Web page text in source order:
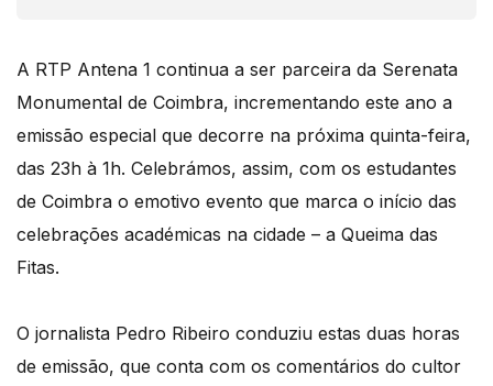
A RTP Antena 1 continua a ser parceira da Serenata
Monumental de Coimbra, incrementando este ano a
emissão especial que decorre na próxima quinta-feira,
das 23h à 1h. Celebrámos, assim, com os estudantes
de Coimbra o emotivo evento que marca o início das
celebrações académicas na cidade – a Queima das
Fitas.
O jornalista Pedro Ribeiro conduziu estas duas horas
de emissão, que conta com os comentários do cultor